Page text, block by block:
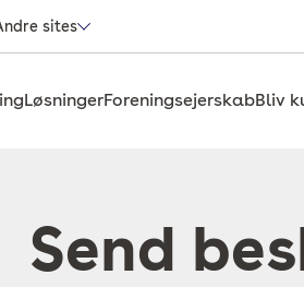
sites
LøsningerForeningsejerskabBliv
Send